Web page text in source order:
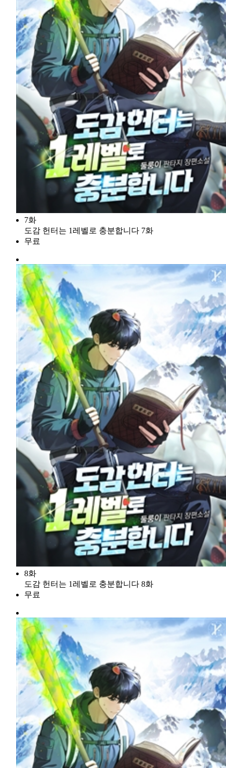
7화
도감 헌터는 1레벨로 충분합니다 7화
무료
8화
도감 헌터는 1레벨로 충분합니다 8화
무료